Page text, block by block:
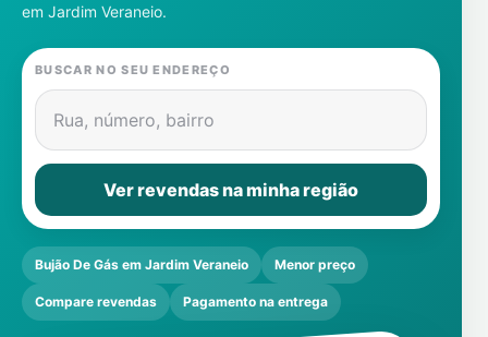
Gás
Contatos
em Jardim Veraneio.
BUSCAR NO SEU ENDEREÇO
Rua, número, bairro
Ver revendas na minha região
Bujão De Gás em Jardim Veraneio Menor preço
Compare revendas Pagamento na entrega